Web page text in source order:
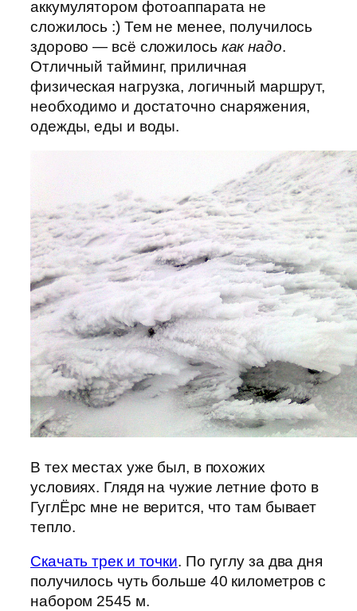
аккумулятором фотоаппарата не
сложилось :) Тем не менее, получилось
здорово — всё сложилось как надо.
Отличный тайминг, приличная
физическая нагрузка, логичный маршрут,
необходимо и достаточно снаряжения,
одежды, еды и воды.
В тех местах уже был, в похожих
условиях. Глядя на чужие летние фото в
ГуглЁрс мне не верится, что там бывает
тепло.
Скачать трек и точки. По гуглу за два дня
получилось чуть больше 40 километров с
набором 2545 м.